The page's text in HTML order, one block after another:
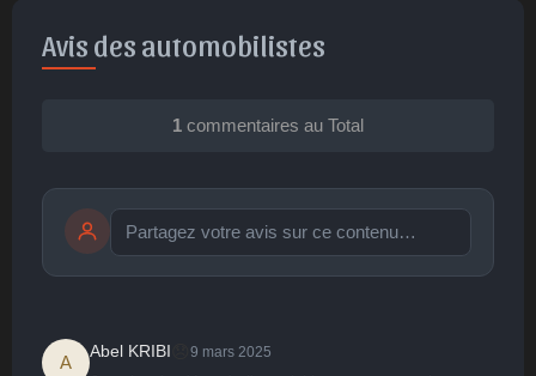
Avis des automobilistes
1 commentaires au Total
publication immédiate Publier
A
Abel KRIBI 9 mars 2025